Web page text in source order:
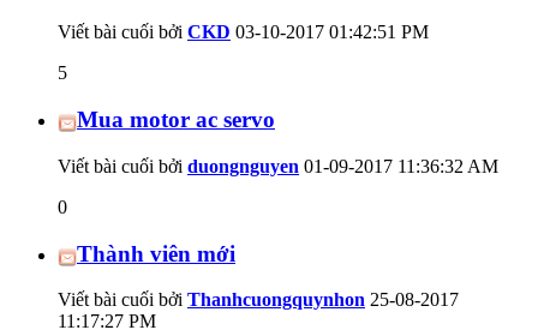
Viết bài cuối bởi CKD 03-10-2017 01:42:51 PM
5
Mua motor ac servo
Viết bài cuối bởi duongnguyen 01-09-2017 11:36:32 AM
0
Thành viên mới
Viết bài cuối bởi Thanhcuongquynhon 25-08-2017
11:17:27 PM